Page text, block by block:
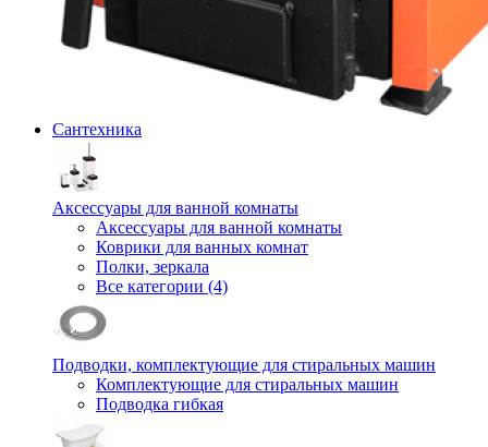
Сантехника
Аксессуары для ванной комнаты
Аксессуары для ванной комнаты
Коврики для ванных комнат
Полки, зеркала
Все категории (4)
Подводки, комплектующие для стиральных машин
Комплектующие для стиральных машин
Подводка гибкая